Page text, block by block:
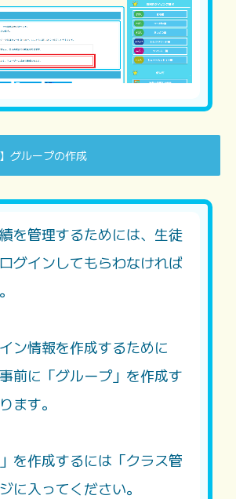
グループの作成
を管理するためには、生徒
グインしてもらわなければ
ン情報を作成するために
前に「グループ」を作成す
ます。
を作成するには「クラス管
に入ってください。